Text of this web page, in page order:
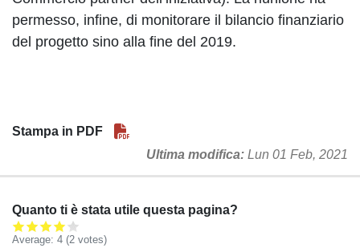
permesso, infine, di monitorare il bilancio finanziario
del progetto sino alla fine del 2019.
Stampa in PDF
Ultima modifica Lun 01 Feb, 2021
Quanto ti è stata utile questa pagina?
Average: 4 (2 votes)